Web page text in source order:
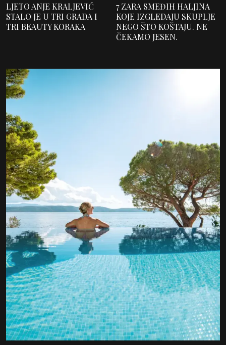
LJETO ANJE KRALJEVIĆ
STALO JE U TRI GRADA I
TRI BEAUTY KORAKA
7 ZARA SMEĐIH HALJINA
KOJE IZGLEDAJU SKUPLJE
NEGO ŠTO KOŠTAJU. NE
ČEKAMO JESEN.